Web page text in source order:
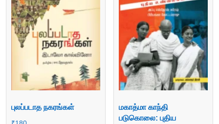
புலப்படாத நகரங்கள்
மகாத்மா காந்தி
படுகொலை: புதிய